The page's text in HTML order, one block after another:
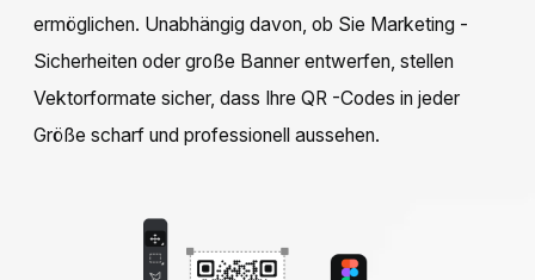
ermöglichen. Unabhängig davon, ob Sie Marketing -
Sicherheiten oder große Banner entwerfen, stellen
Vektorformate sicher, dass Ihre QR -Codes in jeder
Größe scharf und professionell aussehen.